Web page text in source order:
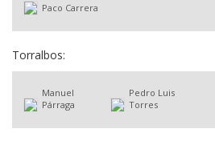
Paco Carrera
Torralbos:
Manuel
Párraga
Pedro Luis
Torres